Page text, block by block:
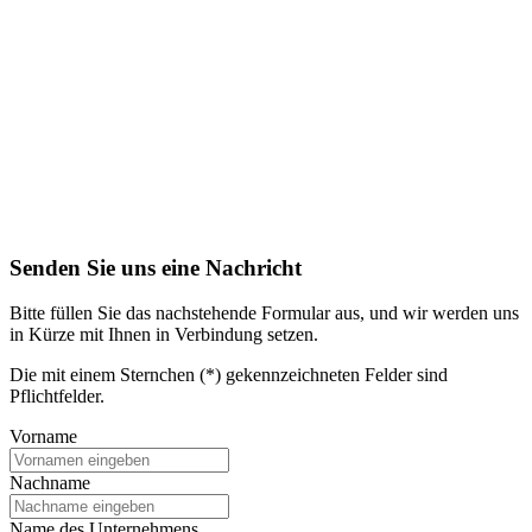
Senden Sie uns eine Nachricht
Bitte füllen Sie das nachstehende Formular aus, und wir werden uns
in Kürze mit Ihnen in Verbindung setzen.
Die mit einem Sternchen (*) gekennzeichneten Felder sind
Pflichtfelder.
Vorname
Nachname